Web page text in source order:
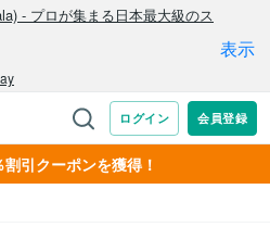
引クーポンを獲得！